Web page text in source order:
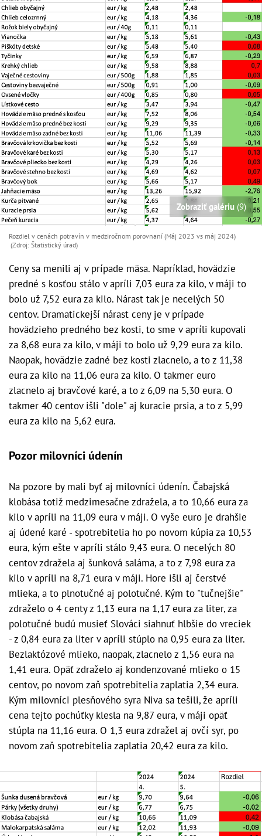
Zobraziť galériu (9)
Rozdiel v cenách potravín v medziročnom porovnaní (Máj 2023 vs máj 2024)
(Zdroj: Štatistický úrad)
Ceny sa menili aj v prípade mäsa. Napríklad, hovädzie
predné s kosťou stálo v apríli 7,03 eura za kilo, v máji to
bolo už 7,52 eura za kilo. Nárast tak je necelých 50
centov. Dramatickejší nárast ceny je v prípade
hovädzieho predného bez kosti, to sme v apríli kupovali
za 8,68 eura za kilo, v máji to bolo už 9,29 eura za kilo.
Naopak, hovädzie zadné bez kosti zlacnelo, a to z 11,38
eura za kilo na 11,06 eura za kilo. O takmer euro
zlacnelo aj bravčové karé, a to z 6,09 na 5,30 eura. O
takmer 40 centov išli "dole" aj kuracie prsia, a to z 5,99
eura za kilo na 5,62 eura.
Pozor milovníci údenín
Na pozore by mali byť aj milovníci údenín. Čabajská
klobása totiž medzimesačne zdražela, a to 10,66 eura za
kilo v apríli na 11,09 eura v máji. O vyše euro je drahšie
aj údené karé - spotrebitelia ho po novom kúpia za 10,53
eura, kým ešte v apríli stálo 9,43 eura. O necelých 80
centov zdražela aj šunková saláma, a to z 7,98 eura za
kilo v apríli na 8,71 eura v máji. Hore išli aj čerstvé
mlieka, a to plnotučné aj polotučné. Kým to "tučnejšie"
zdraželo o 4 centy z 1,13 eura na 1,17 eura za liter, za
polotučné budú musieť Slováci siahnuť hlbšie do vreciek
- z 0,84 eura za liter v apríli stúplo na 0,95 eura za liter.
Bezlaktózové mlieko, naopak, zlacnelo z 1,56 eura na
1,41 eura. Opäť zdraželo aj kondenzované mlieko o 15
centov, po novom zaň spotrebitelia zaplatia 2,34 eura.
Kým milovníci plesňového syra Niva sa tešili, že apríli
cena tejto pochúťky klesla na 9,87 eura, v máji opäť
stúpla na 11,16 eura. O 1,3 eura zdražel aj ovčí syr, po
novom zaň spotrebitelia zaplatia 20,42 eura za kilo.